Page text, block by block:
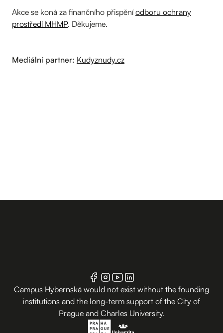
Akce se koná za finančního přispěníodboru ochrany
prostředí MHMP. Děkujeme.
Mediální partner: Kudyznudy.cz
Campus Hybernská would not exist without the founding
institutions and the long-term support of the City of
Prague and Charles University.